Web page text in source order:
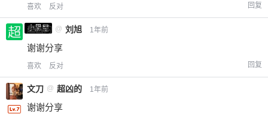
喜欢 反对 回复
小黑屋
超凶的 @ 刘旭 1年前
谢谢分享
喜欢 反对 回复
文刀 @ 超凶的 1年前
谢谢分享